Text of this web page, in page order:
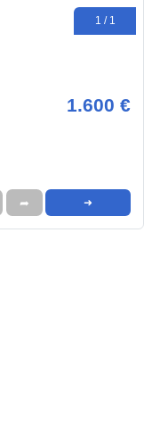
1 / 1
1.600 €
➦ ➜